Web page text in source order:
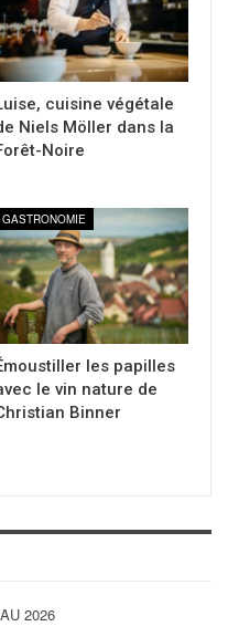
cuisine végétale
Niels Möller dans la
Noire
GASTRONOMIE
les papilles
le vin nature de
Binner
2026